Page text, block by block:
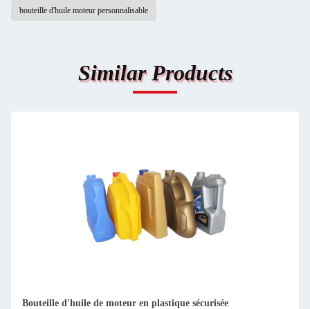
bouteille d'huile moteur personnalisable
Similar Products
Bouteille d'huile de moteur en plastique sécurisée